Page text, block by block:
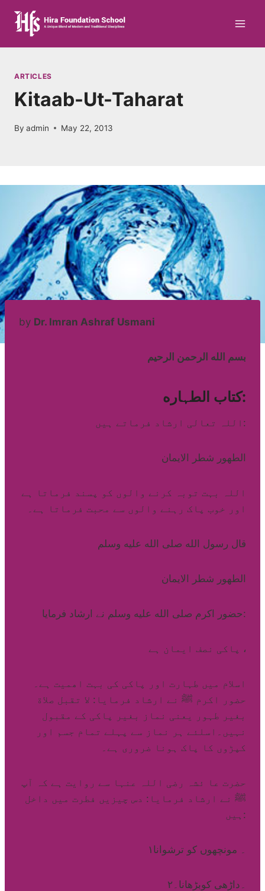
content
ARTICLES
Kitaab-Ut-Taharat
By admin May 22, 2013
by Dr. Imran Ashraf Usmani
بسم الله الرحمن الرحيم
كتاب الطہاره:
اللہ تعالی ارشاد فرماتے ہیں:
الطهور شطر الايمان
اللہ بہت توبہ کرنے والوں کو پسند فرماتا ہے
اور خوب پاک رہنے والوں سے محبت فرماتا ہے۔
قال رسول الله صلى الله عليه وسلم
الطهور شطر الايمان
حضور اكرم صلى الله عليه وسلم نے ارشاد فرمايا:
پاکی نصف ايمان ہے ،
اسلام میں طہارت اور پاکی کی بہت اھمیت ہے۔
حضور اکرم ﷺ نے ارشاد فرمایا: لا تقبل صلاة
بغیر طہور یعنی نماز بغیر پاکی کے مقبول
نہیں۔اسلئے ہر نماز سے پہلے تمام جسم اور
کپڑوں کا پاک ہونا ضروری ہے۔
حضرت عا ئشہ رضی اللہ عنہا سے روایت ہے کہ آپ
ﷺ نے ارشاد فرمایا: دس چیزیں فطرت میں داخل
ہیں:
۱۔ مونچھوں کو ترشوانا
۲۔داڑھی کوبڑھانا۔